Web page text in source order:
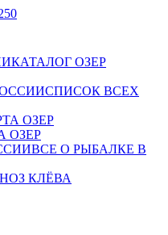
КАТАЛОГ ОЗЕР
СПИСОК ВСЕХ
ОЗЕР
ВСЕ О РЫБАЛКЕ В
КЛЁВА